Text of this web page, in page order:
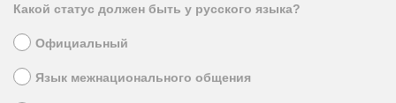
Какой статус должен быть у русского языка?
Официальный
Язык межнационального общения